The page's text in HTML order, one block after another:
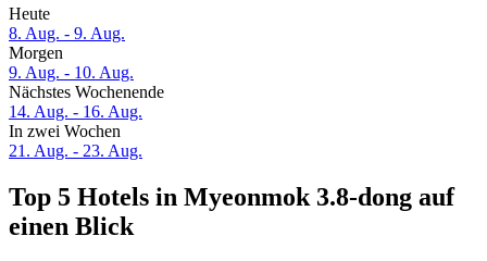
Heute
8. Aug. - 9. Aug.
Morgen
9. Aug. - 10. Aug.
Nächstes Wochenende
14. Aug. - 16. Aug.
In zwei Wochen
21. Aug. - 23. Aug.
Top 5 Hotels in Myeonmok 3.8-dong auf
einen Blick